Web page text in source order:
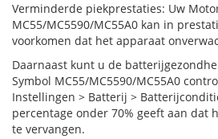
Verminderde piekprestaties: Uw
MC55/MC5590/MC55A0 kan in
voorkomen dat het apparaat
Daarnaast kunt u de
Symbol MC55/MC5590/MC55A0
Instellingen > Batterij >
percentage onder 70% geeft aan dat
te vervangen.